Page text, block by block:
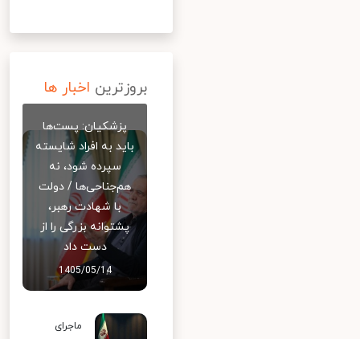
بروزترین اخبار ها
پزشکیان: پست‌ها
باید به افراد شایسته
سپرده شود، نه
هم‌جناحی‌ها / دولت
با شهادت رهبر،
پشتوانه بزرگی را از
دست داد
1405/05/14
ماجرای